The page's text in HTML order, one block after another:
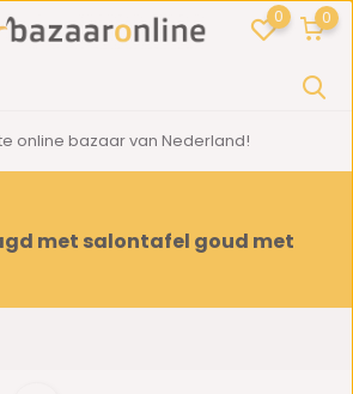
0 0
online bazaar van Nederland!
met salontafel goud met